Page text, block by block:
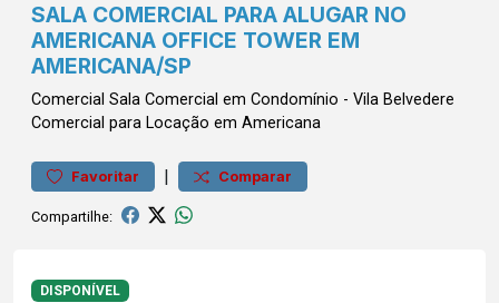
SALA COMERCIAL PARA ALUGAR NO
AMERICANA OFFICE TOWER EM
AMERICANA/SP
Comercial Sala Comercial em Condomínio - Vila Belvedere
Comercial para Locação em Americana
Favoritar | Comparar
Compartilhe:
DISPONÍVEL